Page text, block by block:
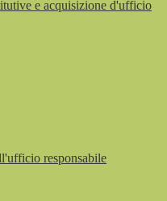
e acquisizione d'ufficio
responsabile